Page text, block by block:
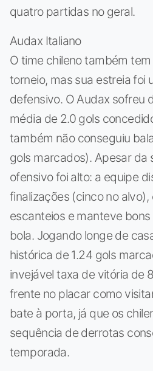
quatro partidas no geral.
Audax Italiano
O time chileno também
torneio, mas sua estreia foi
defensivo. O Audax sofreu
média de 2.0 gols
também não conseguiu
gols marcados). Apesar da
ofensivo foi alto: a equipe
finalizações (cinco no
escanteios e manteve
bola. Jogando longe de
histórica de 1.24 gols
invejável taxa de vitória de
frente no placar como
bate à porta, já que os
sequência de derrotas
temporada.